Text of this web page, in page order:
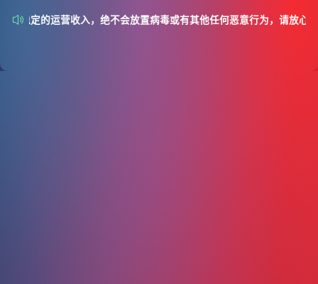
稳定的运营收入，绝不会放置病毒或有其他任何恶意行为，请放心使用